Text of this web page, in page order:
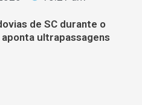
de SC durante o
ultrapassagens